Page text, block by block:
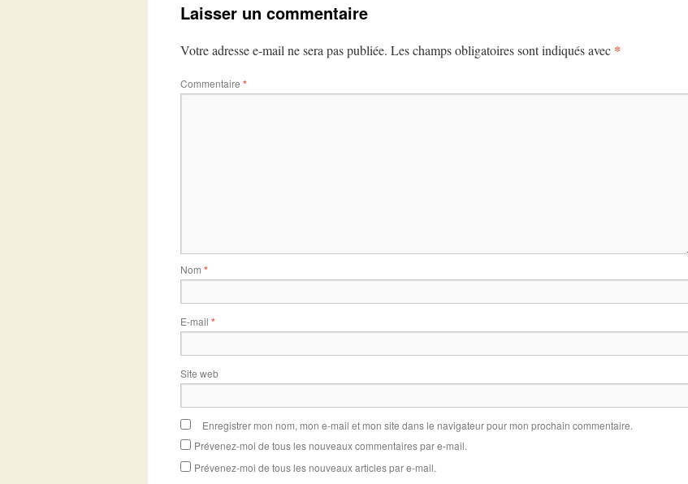
Laisser un commentaire
Votre adresse e-mail ne sera pas publiée. Les champs obligatoires sont indiqués avec *
Commentaire *
Nom *
E-mail *
Site web
Enregistrer mon nom, mon e-mail et mon site dans le navigateur pour mon prochain commentaire.
Prévenez-moi de tous les nouveaux commentaires par e-mail.
Prévenez-moi de tous les nouveaux articles par e-mail.